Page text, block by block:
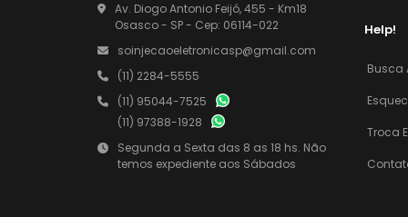
Av. Diogo Antonio Feijó, 455 - Km18
Osasco - SP - Cep: 06114-022
soinjecaoeletronicasp@gmail.com
(11) 2284-5555
(11) 95044-7525
(11) 97388-1928
Segunda a Sexta das 8 as 18 hs. Não
temos expediente aos Sábados
Help!
Busca
Troca